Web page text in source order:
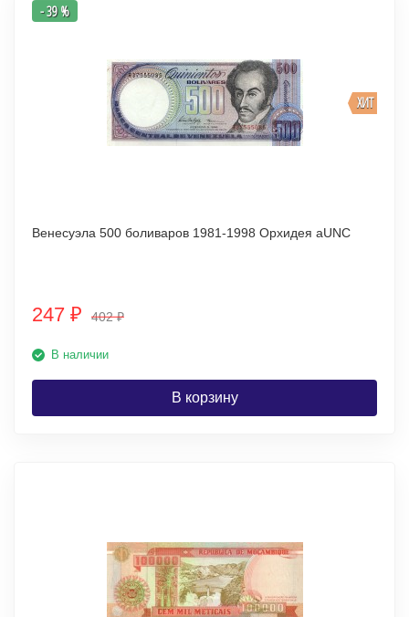
ХИТ
- 39 %
Венесуэла 500 боливаров 1981-1998 Орхидея аUNC
247 ₽ 402₽
В наличии
В корзину